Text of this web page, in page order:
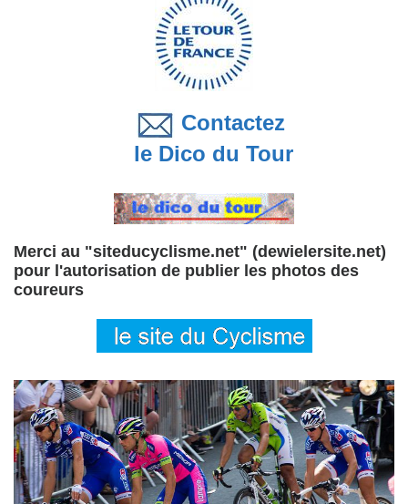
Contactez
le Dico du Tour
Merci au "siteducyclisme.net" (dewielersite.net)
pour l'autorisation de publier les photos des
coureurs